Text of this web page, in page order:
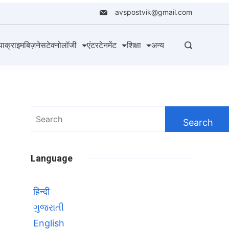
avspostvik@gmail.com
क्राइमबिज़नेसटेक्नोलॉजी एंटरटेनमेंट शिक्षा अन्य
Search
Language
हिन्दी
ગુજરાતી
English